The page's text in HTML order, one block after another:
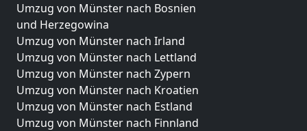
Umzug von Münster nach Bosnien
und Herzegowina
Umzug von Münster nach Irland
Umzug von Münster nach Lettland
Umzug von Münster nach Zypern
Umzug von Münster nach Kroatien
Umzug von Münster nach Estland
Umzug von Münster nach Finnland